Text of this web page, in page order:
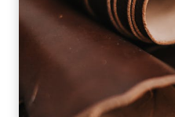
LES
COURBES
OC